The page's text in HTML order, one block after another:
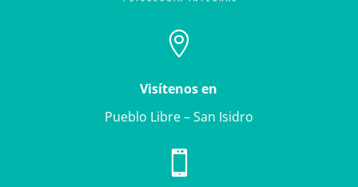

Visítenos en
Pueblo Libre – San Isidro
